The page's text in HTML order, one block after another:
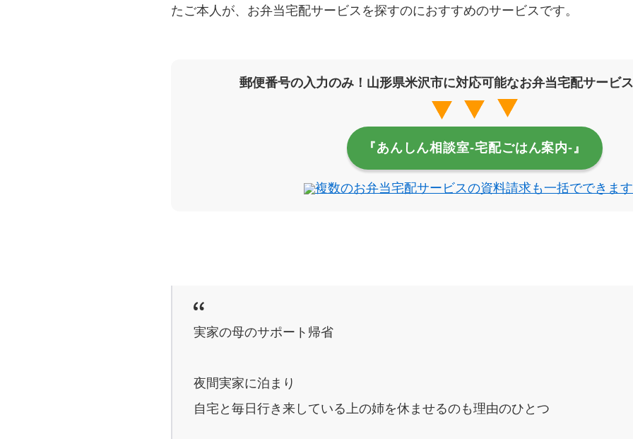
たご本人が、お弁当宅配サービスを探すのにおすすめのサービスです。
郵便番号の入力のみ！山形県米沢市に対応可能なお弁当宅配サービ
『あんしん相談室‐宅配ごはん案内‐』
複数のお弁当宅配サービスの資料請求も一括でできます
実家の母のサポート帰省
夜間実家に泊まり
自宅と毎日行き来している上の姉を休ませるのも理由のひとつ